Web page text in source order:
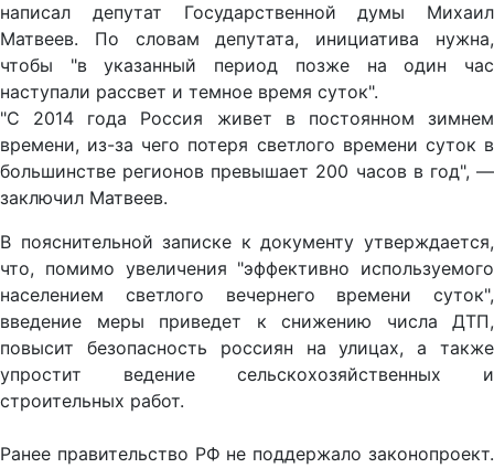
написал депутат Государственной думы Михаил
Матвеев. По словам депутата, инициатива нужна,
чтобы "в указанный период позже на один час
наступали рассвет и темное время суток".
"С 2014 года Россия живет в постоянном зимнем
времени, из-за чего потеря светлого времени суток в
большинстве регионов превышает 200 часов в год", —
заключил Матвеев.
В пояснительной записке к документу утверждается,
что, помимо увеличения "эффективно используемого
населением светлого вечернего времени суток",
введение меры приведет к снижению числа ДТП,
повысит безопасность россиян на улицах, а также
упростит ведение сельскохозяйственных и
строительных работ.
Ранее правительство РФ не поддержало законопроект.